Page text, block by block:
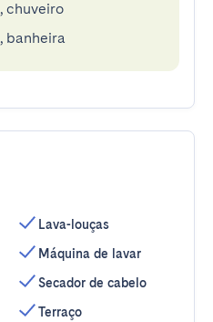
chuveiro
banheira
Lava-louças
Máquina de lavar
Secador de cabelo
Terraço